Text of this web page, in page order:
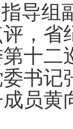
导组
，
十二
书
员黄